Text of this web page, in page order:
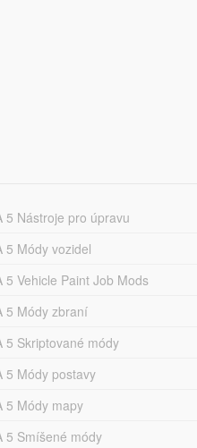
5 Nástroje pro úpravu
5 Módy vozidel
5 Vehicle Paint Job Mods
5 Módy zbraní
5 Skriptované módy
5 Módy postavy
5 Módy mapy
5 Smíšené módy